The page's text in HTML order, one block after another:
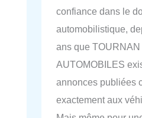
confiance dans le
automobilistique,
ans que TOURNAN
AUTOMOBILES
annonces publiées
exactement aux